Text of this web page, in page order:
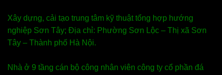
Xây dựng, cải tạo trung tâm kỹ thuật tổng hợp hướng
nghiệp Sơn Tây; Địa chỉ: Phường Sơn Lộc – Thị xã Sơn
Tây – Thành phố Hà Nội.
Nhà ở 9 tầng cán bộ công nhân viên công ty cổ phần đá